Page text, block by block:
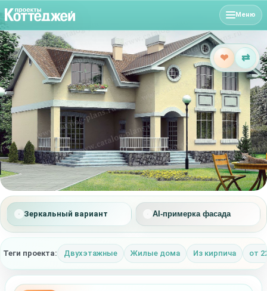
Меню
Зеркальный вариант AI-примерка фасада
Теги проекта: Двухэтажные Жилые дома Из кирпича от
❤ ⇄